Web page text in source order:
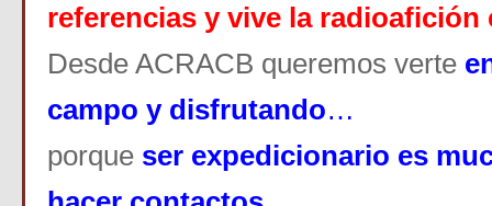
referencias y vive la radioafición
Desde ACRACB queremos verte
campo y disfrutando…
porque ser expedicionario es